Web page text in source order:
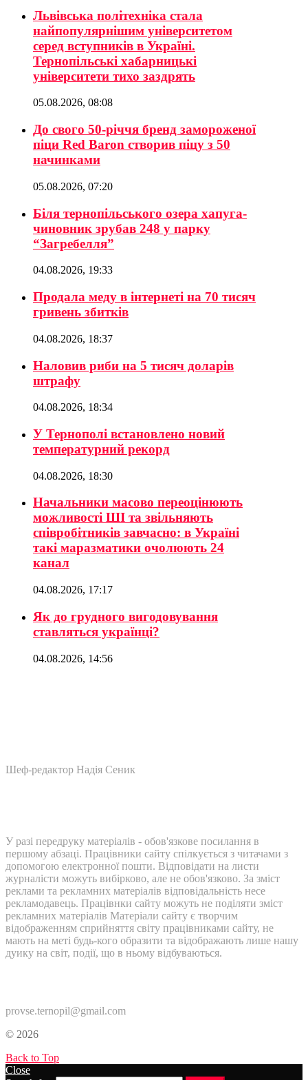
Львівська політехніка стала
найпопулярнішим університетом
серед вступників в Україні.
Тернопільські хабарницькі
університети тихо заздрять
05.08.2026, 08:08
До свого 50-річчя бренд замороженої
піци Red Baron створив піцу з 50
начинками
05.08.2026, 07:20
Біля тернопільського озера хапуга-
чиновник зрубав 248 у парку
“Загребелля”
04.08.2026, 19:33
Продала меду в інтернеті на 70 тисяч
гривень збитків
04.08.2026, 18:37
Наловив риби на 5 тисяч доларів
штрафу
04.08.2026, 18:34
У Тернополі встановлено новий
температурний рекорд
04.08.2026, 18:30
Начальники масово переоцінюють
можливості ШІ та звільняють
співробітників завчасно: в Україні
такі маразматики очолюють 24
канал
04.08.2026, 17:17
Як до грудного вигодовування
ставляться українці?
04.08.2026, 14:56
Шеф-редактор Надія Сеник
У разі передруку матеріалів - обов'язкове посилання в
першому абзаці. Працівники сайту спілкується з читачами з
допомогою електронної пошти. Відповідати на листи
журналісти можуть вибірково, але не обов'язково. За зміст
реклами та рекламних матеріалів відповідальність несе
рекламодавець. Працівнки сайту можуть не поділяти зміст
рекламних матеріалів Матеріали сайту є творчим
відображенням сприйняття світу працівниками сайту, не
мають на меті будь-кого образити та відображають лише нашу
дуику на світ, події, що в ньому відбуваються.
provse.ternopil@gmail.com
© 2026
Back to Top
Close